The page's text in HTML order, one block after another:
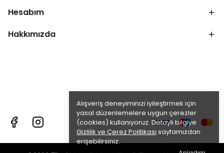
Alışveriş deneyiminizi iyileştirmek için
yasal düzenlemelere uygun çerezler
(cookies) kullanıyoruz. Detaylı bilgiye
Gizlilik ve Çerez Politikası sayfamızdan
erişebilirsiniz.
Hesabım
Hakkımızda